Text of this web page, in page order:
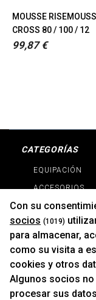
MOUSSE
CROSS 80 / 100 / 12
99,87 €
CATEGORÍAS
EQUIPACIÓN
ACCESORIOS
RECAMBIOS
PROMOCIONES
NOVEDADES
MARCAS
Con su
socios (1019)
para almacenar,
como su visita a
cookies y otros
Algunos socios
procesar sus